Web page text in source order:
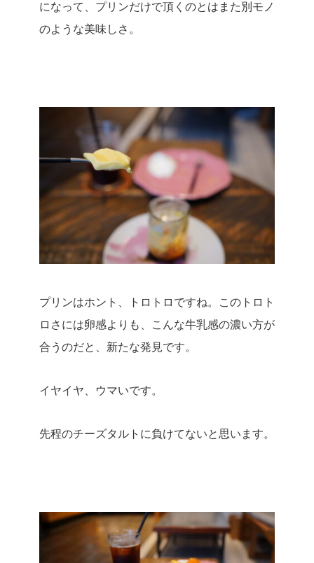
になって、プリンだけで頂くのとはまた別モノ
のような美味しさ。
プリンはホント、トロトロですね。
このトロト
ロさには卵感よりも、こんな牛乳感の濃い方が
合うのだと、新たな発見です。
イヤイヤ、ウマいです。
先程のチーズタルトに負けてないと思います。